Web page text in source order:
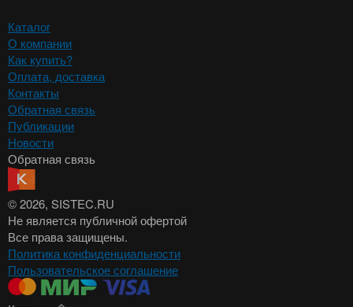
Каталог
О компании
Как купить?
Оплата, доставка
Контакты
Обратная связь
Публикации
Новости
Обратная связь
© 2026, SISTEC.RU
Не является публичной офертой
Все права защищены.
Политика конфиденциальности
Пользовательское соглашение